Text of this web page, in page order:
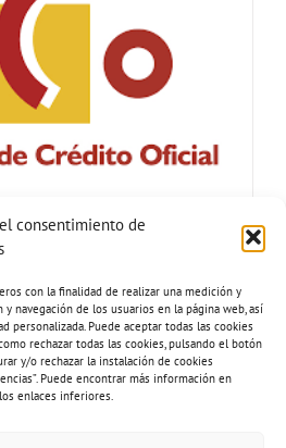
consentimiento de
con la finalidad de realizar una medición y
navegación de los usuarios en la página web, así
personalizada. Puede aceptar todas las cookies
rechazar todas las cookies, pulsando el botón
y/o rechazar la instalación de cookies
Puede encontrar más información en
enlaces inferiores.